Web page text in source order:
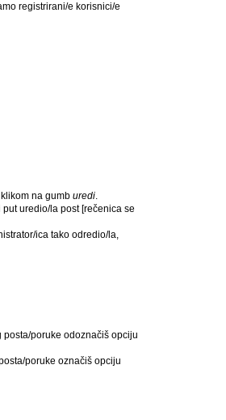
registrirani/e korisnici/e
na gumb uredi.
uredio/la post [rečenica se
ica tako odredio/la,
poruke odoznačiš opciju
poruke označiš opciju